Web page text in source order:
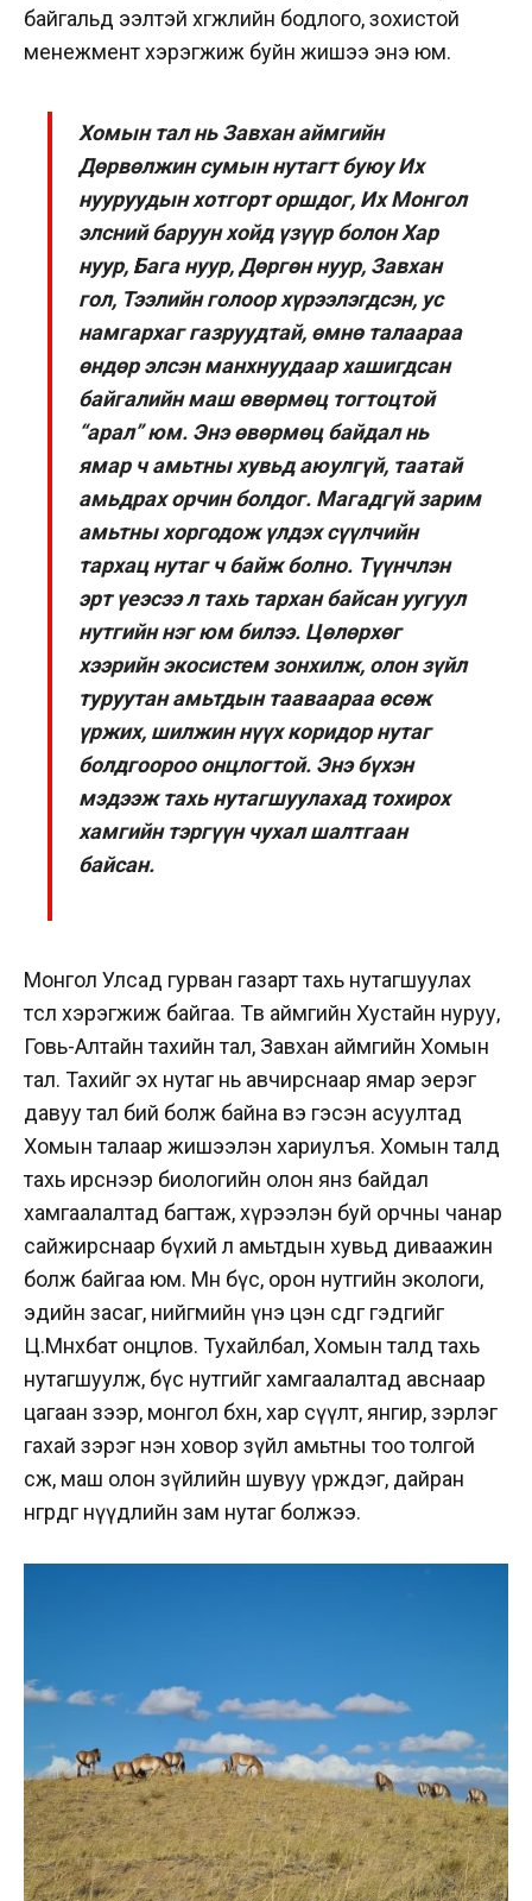
байгальд ээлтэй хөгжлийн бодлого, зохистой
менежмент хэрэгжиж буйн жишээ энэ юм.
Хомын тал нь Завхан аймгийн
Дөрвөлжин сумын нутагт буюу Их
нууруудын хотгорт оршдог, Их Монгол
элсний баруун хойд үзүүр болон Хар
нуур, Бага нуур, Дөргөн нуур, Завхан
гол, Тээлийн голоор хүрээлэгдсэн, ус
намгархаг газруудтай, өмнө талаараа
өндөр элсэн манхнуудаар хашигдсан
байгалийн маш өвөрмөц тогтоцтой
“арал” юм. Энэ өвөрмөц байдал нь
ямар ч амьтны хувьд аюулгүй, таатай
амьдрах орчин болдог. Магадгүй зарим
амьтны хоргодож үлдэх сүүлчийн
тархац нутаг ч байж болно. Түүнчлэн
эрт үеэсээ л тахь тархан байсан уугуул
нутгийн нэг юм билээ. Цөлөрхөг
хээрийн экосистем зонхилж, олон зүйл
туруутан амьтдын тааваараа өсөж
үржих, шилжин нүүх коридор нутаг
болдгоороо онцлогтой. Энэ бүхэн
мэдээж тахь нутагшуулахад тохирох
хамгийн тэргүүн чухал шалтгаан
байсан.
Монгол Улсад гурван газарт тахь нутагшуулах
төсөл хэрэгжиж байгаа. Төв аймгийн Хустайн нуруу,
Говь-Алтайн тахийн тал, Завхан аймгийн Хомын
тал. Тахийг эх нутаг нь авчирснаар ямар эерэг
давуу тал бий болж байна вэ гэсэн асуултад
Хомын талаар жишээлэн хариулъя. Хомын талд
тахь ирснээр биологийн олон янз байдал
хамгаалалтад багтаж, хүрээлэн буй орчны чанар
сайжирснаар бүхий л амьтдын хувьд диваажин
болж байгаа юм. Мөн бүс, орон нутгийн экологи,
эдийн засаг, нийгмийн үнэ цэн өсдөг гэдгийг
Ц.Мөнхбат онцлов. Тухайлбал, Хомын талд тахь
нутагшуулж, бүс нутгийг хамгаалалтад авснаар
цагаан зээр, монгол бөхөн, хар сүүлт, янгир, зэрлэг
гахай зэрэг нэн ховор зүйл амьтны тоо толгой
өсөж, маш олон зүйлийн шувуу үрждэг, дайран
өнгөрдөг нүүдлийн зам нутаг болжээ.